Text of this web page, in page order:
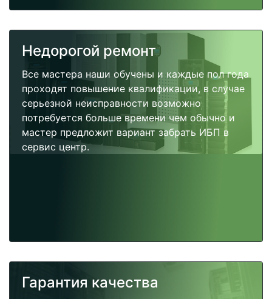
Недорогой ремонт
Все мастера наши обучены и каждые пол года
проходят повышение квалификации, в случае
серьезной неисправности возможно
потребуется больше времени чем обычно и
мастер предложит вариант забрать ИБП в
сервис центр.
Гарантия качества